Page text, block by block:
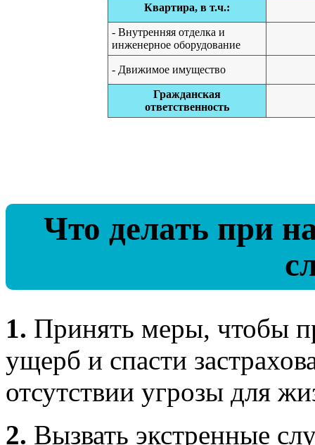
Квартира, в т.ч.:
- Внутренняя отделка и
инженерное оборудование
- Движимое имущество
Гражданская
ответственность
Что делать при
1. Принять меры, чтобы
ущерб и спасти
отсутствии угрозы для
2. Вызвать экстренные